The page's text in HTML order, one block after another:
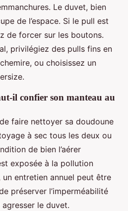
Le duvet, bien
de l’espace. Si le pull est
de forcer sur les boutons.
privilégiez des pulls fins en
ou choisissez un
il confier son manteau au
faire nettoyer sa doudoune
à sec tous les deux ou
de bien l’aérer
exposée à la pollution
entretien annuel peut être
préserver l’imperméabilité
le duvet.